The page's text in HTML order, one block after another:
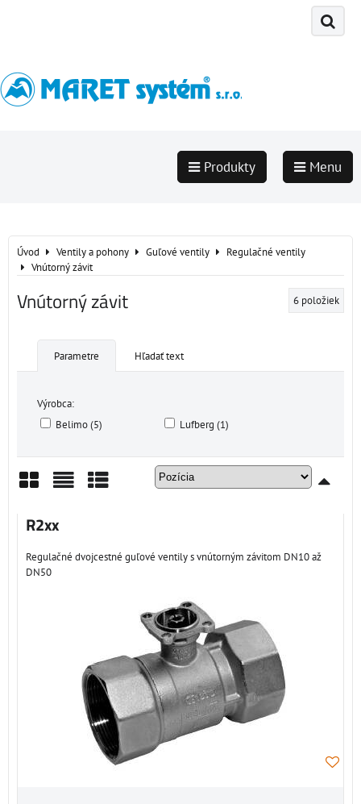
Produkty Menu
Úvod Ventily a pohony Guľové ventily
Regulačné ventily
Vnútorný závit
Vnútorný závit 6 položiek
Parametre Hľadať text
Výrobca:
Belimo (5)
Lufberg (1)
Mriežka
R2xx
Regulačné dvojcestné guľové ventily s vnútorným závitom DN10 až
DN50